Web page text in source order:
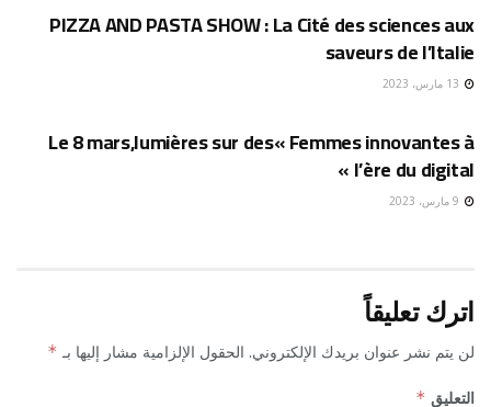
PIZZA AND PASTA SHOW : La Cité des sciences aux
saveurs de l’Italie
13 مارس، 2023
Le 8 mars,lumières sur des« Femmes innovantes à
l’ère du digital »
9 مارس، 2023
اترك تعليقاً
لن يتم نشر عنوان بريدك الإلكتروني. الحقول الإلزامية مشار إليها بـ*
التعليق *